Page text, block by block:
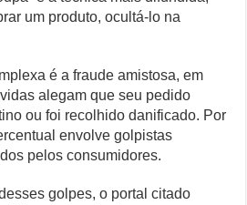
um produto, ocultá-lo na
é a fraude amistosa, em
alegam que seu pedido
ou foi recolhido danificado. Por
envolve golpistas
pelos consumidores.
golpes, o portal citado